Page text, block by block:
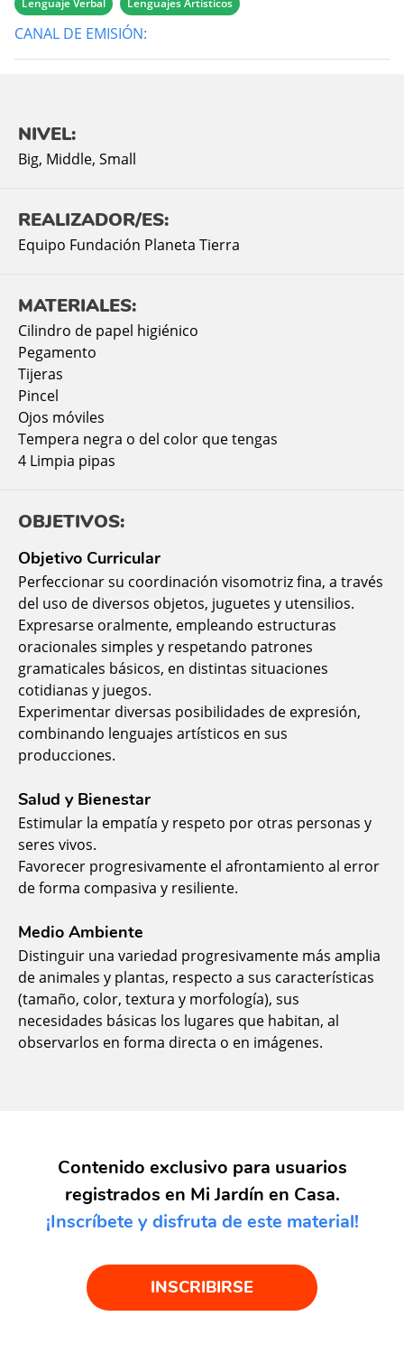
Lenguaje Verbal Lenguajes Artísticos
CANAL DE EMISIÓN:
NIVEL:
Big, Middle, Small
REALIZADOR/ES:
Equipo Fundación Planeta Tierra
MATERIALES:
Cilindro de papel higiénico
Pegamento
Tijeras
Pincel
Ojos móviles
Tempera negra o del color que tengas
4 Limpia pipas
OBJETIVOS:
Objetivo Curricular
Perfeccionar su coordinación visomotriz fina, a través
del uso de diversos objetos, juguetes y utensilios.
Expresarse oralmente, empleando estructuras
oracionales simples y respetando patrones
gramaticales básicos, en distintas situaciones
cotidianas y juegos.
Experimentar diversas posibilidades de expresión,
combinando lenguajes artísticos en sus
producciones.
Salud y Bienestar
Estimular la empatía y respeto por otras personas y
seres vivos.
Favorecer progresivamente el afrontamiento al error
de forma compasiva y resiliente.
Medio Ambiente
Distinguir una variedad progresivamente más amplia
de animales y plantas, respecto a sus características
(tamaño, color, textura y morfología), sus
necesidades básicas los lugares que habitan, al
observarlos en forma directa o en imágenes.
Contenido exclusivo para usuarios
registrados en Mi Jardín en Casa.
¡Inscríbete y disfruta de este material!
INSCRIBIRSE